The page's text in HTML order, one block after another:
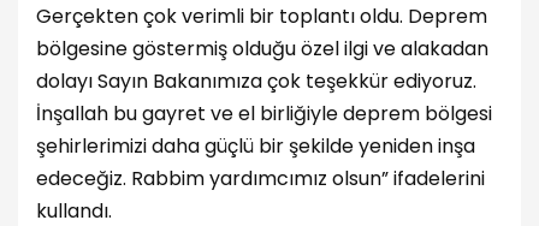
Gerçekten çok verimli bir toplantı oldu. Deprem
bölgesine göstermiş olduğu özel ilgi ve alakadan
dolayı Sayın Bakanımıza çok teşekkür ediyoruz.
İnşallah bu gayret ve el birliğiyle deprem bölgesi
şehirlerimizi daha güçlü bir şekilde yeniden inşa
edeceğiz. Rabbim yardımcımız olsun” ifadelerini
kullandı.